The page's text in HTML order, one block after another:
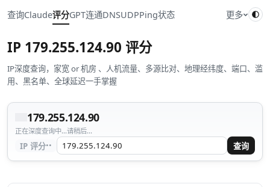
查询Claude评分GPT连通DNSUDPPing状态 更多
IP 179.255.124.90 评分
IP深度查询，家宽 or 机房 、人机流量、多源比对、地理经纬度、端口、滥
用、黑名单、全球延迟一手掌握
179.255.124.90
正在深度查询中...请稍后...
IP 评分·· 查询